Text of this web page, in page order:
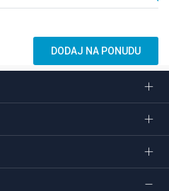
DODAJ NA PONUDU